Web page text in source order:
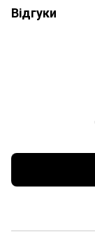
Відгуки